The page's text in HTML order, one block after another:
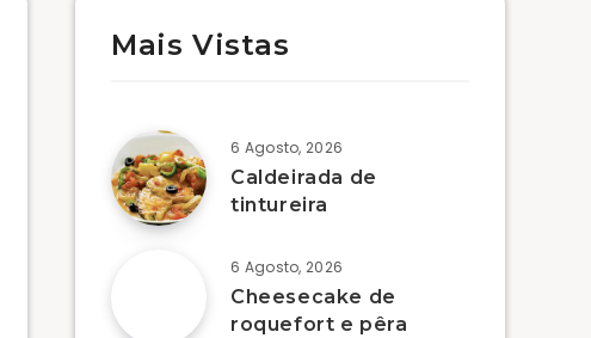
Mais Vistas
6 Agosto, 2026
Caldeirada de
tintureira
6 Agosto, 2026
Cheesecake de
roquefort e pêra